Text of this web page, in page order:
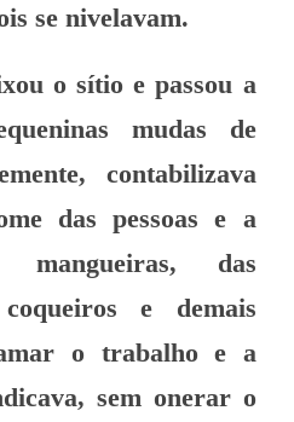
se nivelavam.
o sítio e passou a
mudas de
contabilizava
das pessoas e a
mangueiras, das
e demais
o trabalho e a
sem onerar o